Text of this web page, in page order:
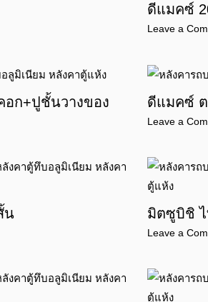
ดีแมคซ์
Leave a
อก+ปูชั้นวางของ ดีแมคซ์
Leave a
น มิตซูบิชิ
Leave a